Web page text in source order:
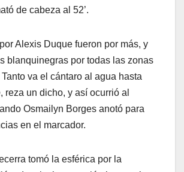
de cabeza al 52’.
Alexis Duque fueron por más, y
blanquinegras por todas las zonas
va el cántaro al agua hasta
reza un dicho, y así ocurrió al
Osmailyn Borges anotó para
en el marcador.
tomó la esférica por la